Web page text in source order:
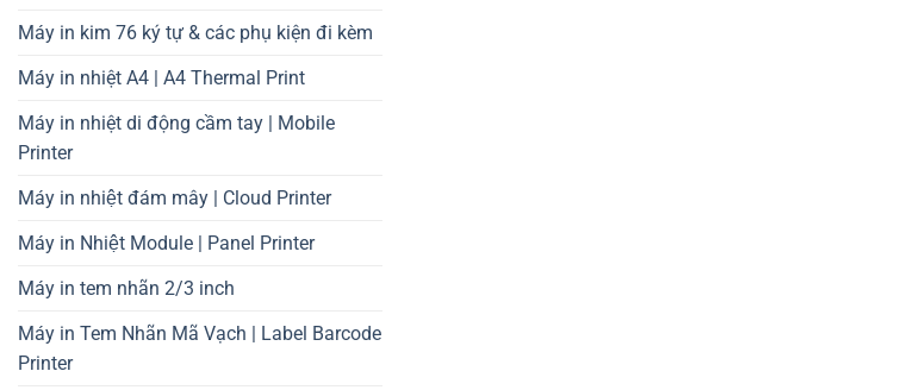
Máy in kim 76 ký tự & các phụ kiện đi kèm
Máy in nhiệt A4 | A4 Thermal Print
Máy in nhiệt di động cầm tay | Mobile
Printer
Máy in nhiệt đám mây | Cloud Printer
Máy in Nhiệt Module | Panel Printer
Máy in tem nhãn 2/3 inch
Máy in Tem Nhãn Mã Vạch | Label Barcode
Printer